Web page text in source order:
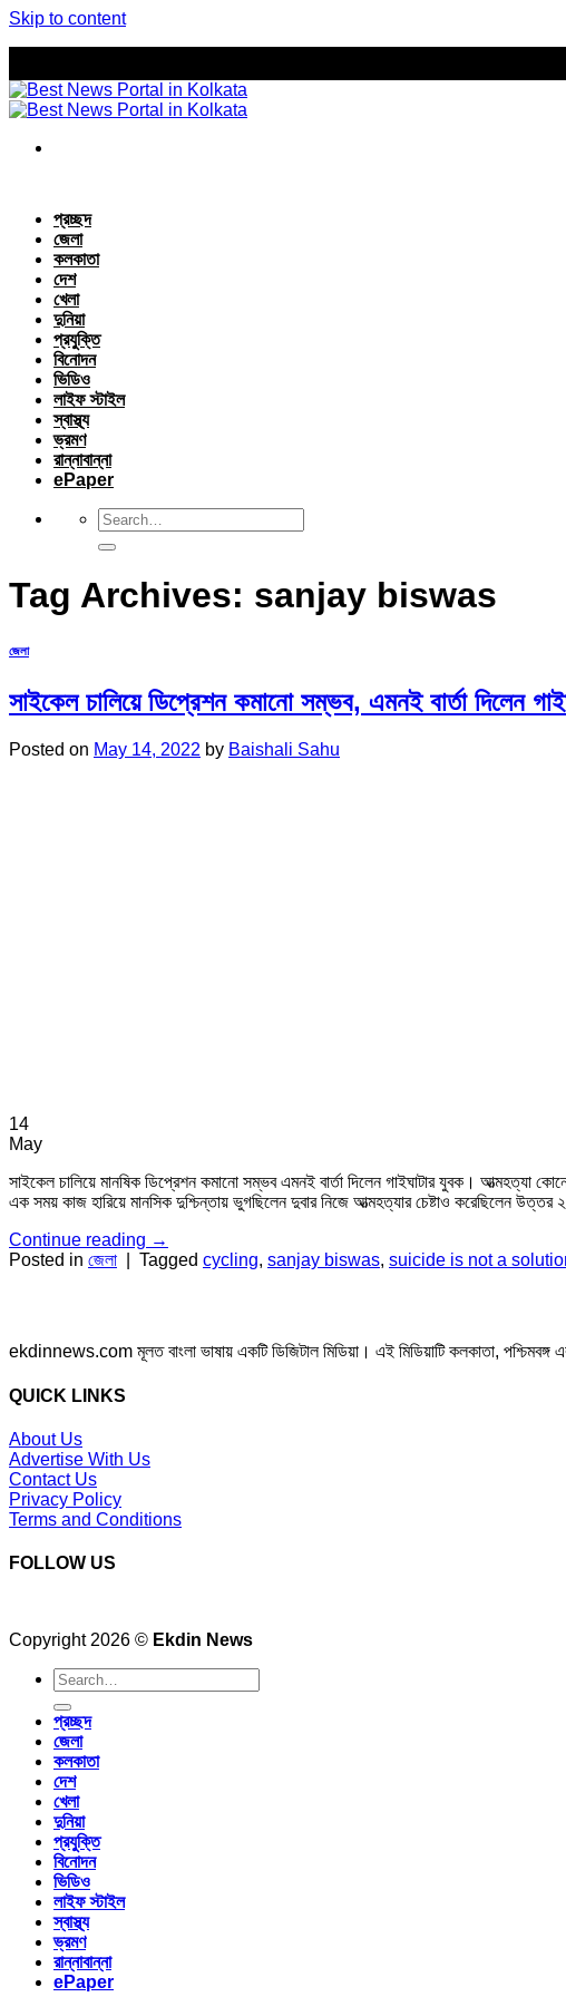
Skip to content
প্রচ্ছদ
জেলা
কলকাতা
দেশ
খেলা
দুনিয়া
প্রযুক্তি
বিনোদন
ভিডিও
লাইফ স্টাইল
স্বাস্থ্য
ভ্রমণ
রান্নাবান্না
ePaper
Tag Archives: sanjay biswas
জেলা
সাইকেল চালিয়ে ডিপ্রেশন কমানো সম্ভব, এমনই বার্তা দিলেন
Posted on May 14, 2022 by Baishali Sahu
14
May
সাইকেল চালিয়ে মানষিক ডিপ্রেশন কমানো সম্ভব এমনই বার্তা দিলেন গাইঘাটার যুবক। আত্মহত্যা
এক সময় কাজ হারিয়ে মানসিক দুশ্চিন্তায় ভুগছিলেন দুবার নিজে আত্মহত্যার চেষ্টাও করেছিলেন উত্তর
Continue reading →
Posted in জেলা Tagged cycling, sanjay biswas, suicide is not a
ekdinnews.com মূলত বাংলা ভাষায় একটি ডিজিটাল মিডিয়া। এই মিডিয়াটি কলকাতা, পশ্চিমবঙ্গ
QUICK LINKS
About Us
Advertise With Us
Contact Us
Privacy Policy
Terms and Conditions
FOLLOW US
Copyright 2026 © Ekdin News
প্রচ্ছদ
জেলা
কলকাতা
দেশ
খেলা
দুনিয়া
প্রযুক্তি
বিনোদন
ভিডিও
লাইফ স্টাইল
স্বাস্থ্য
ভ্রমণ
রান্নাবান্না
ePaper